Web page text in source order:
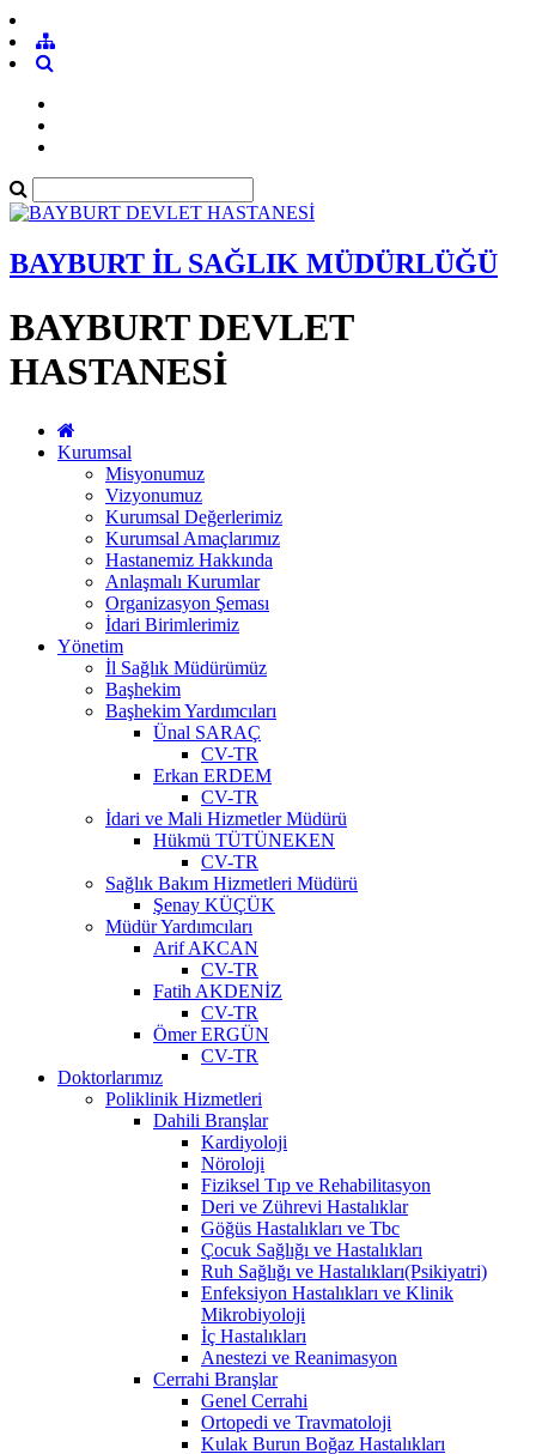
BAYBURT İL SAĞLIK MÜDÜRLÜĞÜ
BAYBURT DEVLET
HASTANESİ
Kurumsal
Misyonumuz
Vizyonumuz
Kurumsal Değerlerimiz
Kurumsal Amaçlarımız
Hastanemiz Hakkında
Anlaşmalı Kurumlar
Organizasyon Şeması
İdari Birimlerimiz
Yönetim
İl Sağlık Müdürümüz
Başhekim
Başhekim Yardımcıları
Ünal SARAÇ
CV-TR
Erkan ERDEM
CV-TR
İdari ve Mali Hizmetler Müdürü
Hükmü TÜTÜNEKEN
CV-TR
Sağlık Bakım Hizmetleri Müdürü
Şenay KÜÇÜK
Müdür Yardımcıları
Arif AKCAN
CV-TR
Fatih AKDENİZ
CV-TR
Ömer ERGÜN
CV-TR
Doktorlarımız
Poliklinik Hizmetleri
Dahili Branşlar
Kardiyoloji
Nöroloji
Fiziksel Tıp ve Rehabilitasyon
Deri ve Zührevi Hastalıklar
Göğüs Hastalıkları ve Tbc
Çocuk Sağlığı ve Hastalıkları
Ruh Sağlığı ve Hastalıkları(Psikiyatri)
Enfeksiyon Hastalıkları ve Klinik
Mikrobiyoloji
İç Hastalıkları
Anestezi ve Reanimasyon
Cerrahi Branşlar
Genel Cerrahi
Ortopedi ve Travmatoloji
Kulak Burun Boğaz Hastalıkları